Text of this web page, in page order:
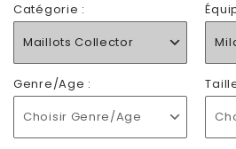
Catégorie :
Maillots Collector
Genre/Age :
Choisir Genre/Age